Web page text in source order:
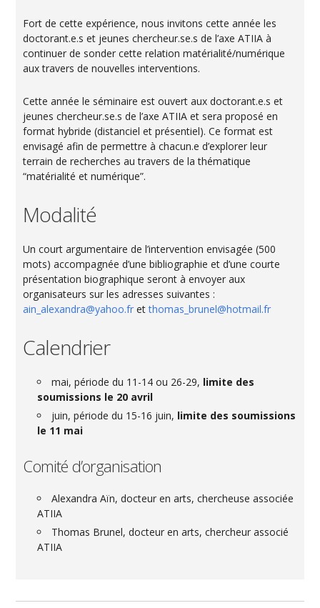
Fort de cette expérience, nous invitons cette année les
doctorant.e.s et jeunes chercheur.se.s de l’axe ATIIA à
continuer de sonder cette relation matérialité/numérique
aux travers de nouvelles interventions.
Cette année le séminaire est ouvert aux doctorant.e.s et
jeunes chercheur.se.s de l’axe ATIIA et sera proposé en
format hybride (distanciel et présentiel). Ce format est
envisagé afin de permettre à chacun.e d’explorer leur
terrain de recherches au travers de la thématique
“matérialité et numérique”.
Modalité
Un court argumentaire de l’intervention envisagée (500
mots) accompagnée d’une bibliographie et d’une courte
présentation biographique seront à envoyer aux
organisateurs sur les adresses suivantes :
ain_alexandra@yahoo.fr etthomas_brunel@hotmail.fr
Calendrier
mai, période du 11-14 ou 26-29, limite des
soumissions le 20 avril
juin, période du 15-16 juin, limite des soumissions
le 11 mai
Comité d’organisation
Alexandra Aïn, docteur en arts, chercheuse associée
ATIIA
Thomas Brunel, docteur en arts, chercheur associé
ATIIA